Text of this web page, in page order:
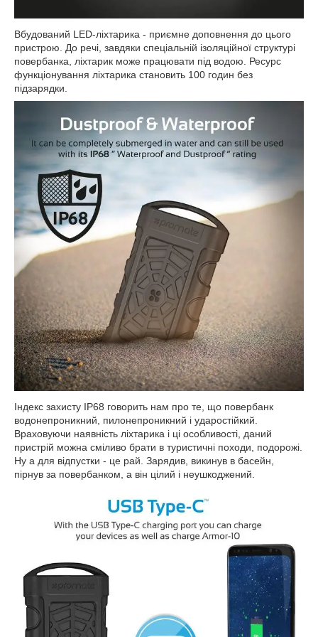
Вбудований LED-ліхтарика - приємне доповнення до цього
пристрою. До речі, завдяки спеціальній ізоляційної структурі
повербанка, ліхтарик може працювати під водою. Ресурс
функціонування ліхтарика становить 100 годин без
підзарядки.
Індекс захисту IP68 говорить нам про те, що повербанк
водонепроникний, пилонепроникний і ударостійкий.
Враховуючи наявність ліхтарика і ці особливості, даний
пристрій можна сміливо брати в туристичні походи, подорожі.
Ну а для відпустки - це рай. Зарядив, викинув в басейн,
пірнув за повербанком, а він цілий і неушкоджений.